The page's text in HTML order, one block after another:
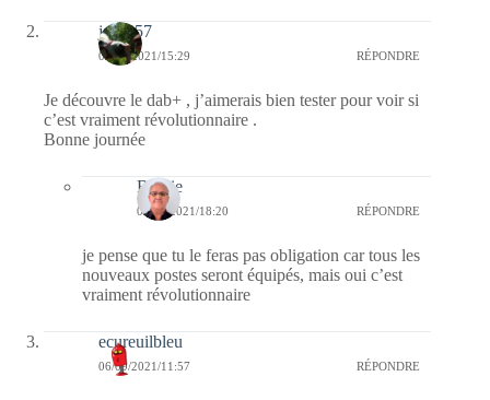
jazzy57
06/09/2021/15:29 RÉPONDRE
Je découvre le dab+ , j’aimerais bien tester pour voir si
c’est vraiment révolutionnaire .
Bonne journée
Bernie
07/09/2021/18:20 RÉPONDRE
je pense que tu le feras pas obligation car tous les
nouveaux postes seront équipés, mais oui c’est
vraiment révolutionnaire
ecureuilbleu
06/09/2021/11:57 RÉPONDRE